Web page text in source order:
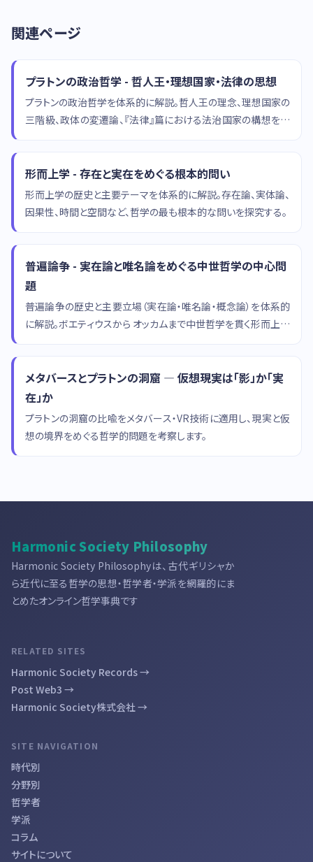
関連ページ
プラトンの政治哲学 - 哲人王・理想国家・法律の思想
プラトンの政治哲学を体系的に解説。哲人王の理念、理想国家の
三階級、政体の変遷論、『法律』篇における法治国家の構想を紹
形而上学 - 存在と実在をめぐる根本的問い
形而上学の歴史と主要テーマを体系的に解説。存在論、実体論、
因果性、時間と空間など、哲学の最も根本的な問いを探究する。
普遍論争 - 実在論と唯名論をめぐる中世哲学の中心問
題
普遍論争の歴史と主要立場（実在論・唯名論・概念論）を体系的
に解説。ボエティウスから オッカムまで中世哲学を貫く形而上学
メタバースとプラトンの洞窟 — 仮想現実は「影」か「実
在」か
プラトンの洞窟の比喩をメタバース・VR技術に適用し、現実と仮
想の境界をめぐる哲学的問題を考察します。
Harmonic Society Philosophy
Harmonic Society Philosophyは、古代ギリシャか
ら近代に至る哲学の思想・哲学者・学派を網羅的にま
とめたオンライン哲学事典です
RELATED SITES
Harmonic Society Records →
Post Web3 →
Harmonic Society株式会社 →
SITE NAVIGATION
時代別
分野別
哲学者
学派
コラム
サイトについて